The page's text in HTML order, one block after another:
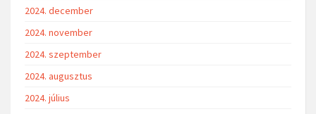
2024. december
2024. november
2024. szeptember
2024. augusztus
2024. július